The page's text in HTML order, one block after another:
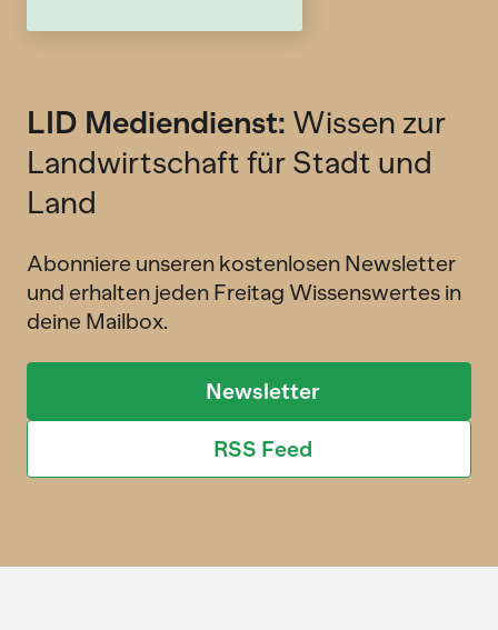
LID Mediendienst: Wissen zur
Landwirtschaft für Stadt und
Land
Abonniere unseren kostenlosen Newsletter
und erhalten jeden Freitag Wissenswertes in
deine Mailbox.
Newsletter
RSS Feed